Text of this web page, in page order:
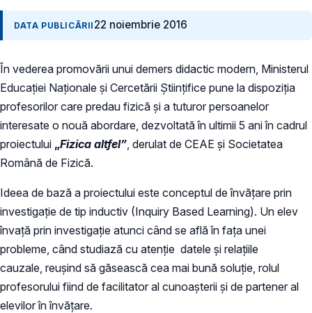
DATA PUBLICĂRII 22 noiembrie 2016
În vederea promovării unui demers didactic modern, Ministerul
Educației Naționale și Cercetării Științifice pune la dispoziția
profesorilor care predau fizică și a tuturor persoanelor
interesate o nouă abordare, dezvoltată în ultimii 5 ani în cadrul
proiectului „Fizica altfel” , derulat de CEAE şi Societatea
Română de Fizică.
Ideea de bază a proiectului este conceptul de învățare prin
investigație de tip inductiv (Inquiry Based Learning). Un elev
învață prin investigație atunci când se află în fața unei
probleme, când studiază cu atenție datele și relațiile
cauzale, reușind să găsească cea mai bună soluție, rolul
profesorului fiind de facilitator al cunoașterii și de partener al
elevilor în învățare.